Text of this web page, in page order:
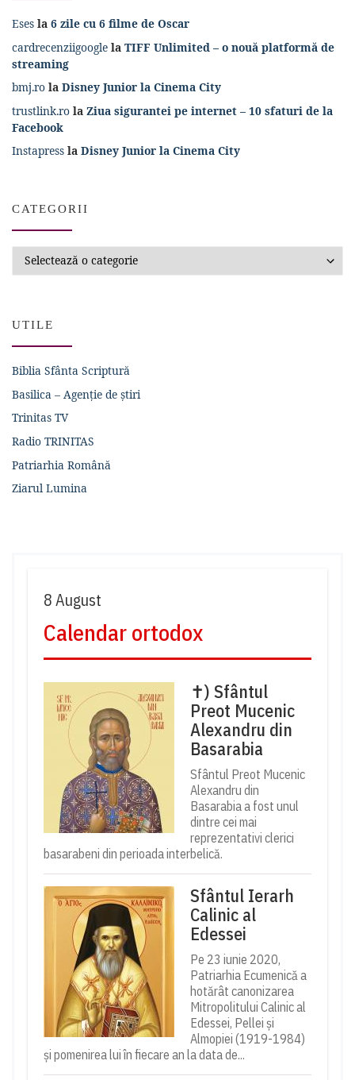
Eses la 6 zile cu 6 filme de Oscar
cardrecenziigoogle la TIFF Unlimited – o nouă platformă de
streaming
bmj.ro la Disney Junior la Cinema City
trustlink.ro la Ziua sigurantei pe internet – 10 sfaturi de la
Facebook
Instapress la Disney Junior la Cinema City
CATEGORII
UTILE
Biblia Sfânta Scriptură
Basilica – Agenție de știri
Trinitas TV
Radio TRINITAS
Patriarhia Română
Ziarul Lumina
8 August
Calendar ortodox
✝) Sfântul
Preot Mucenic
Alexandru din
Basarabia
Sfântul Preot Mucenic
Alexandru din
Basarabia a fost unul
dintre cei mai
reprezentativi clerici
basarabeni din perioada interbelică.
Sfântul Ierarh
Calinic al
Edessei
Pe 23 iunie 2020,
Patriarhia Ecumenică a
hotărât canonizarea
Mitropolitului Calinic al
Edessei, Pellei și
Almopiei (1919-1984)
și pomenirea lui în fiecare an la data de...